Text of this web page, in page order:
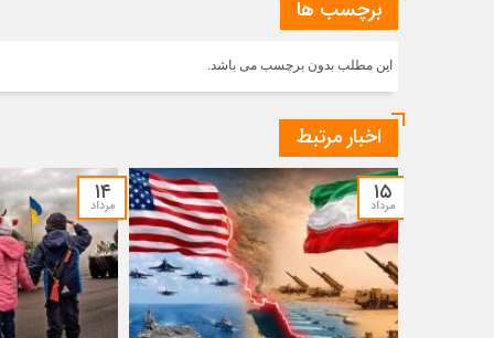
برچسب ها
این مطلب بدون برچسب می باشد.
اخبار مرتبط
۱۵
مرداد ۱۴
مرداد